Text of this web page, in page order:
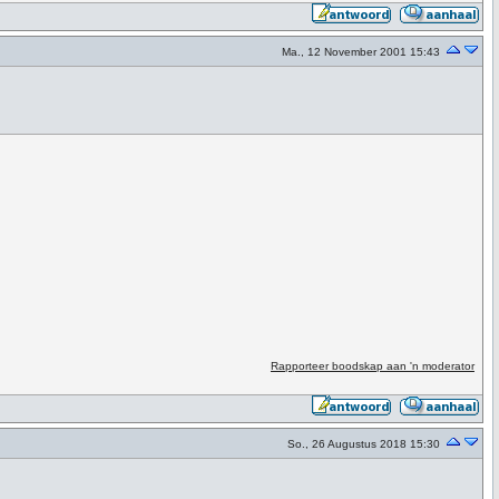
Ma., 12 November 2001 15:43
Rapporteer boodskap aan 'n moderator
So., 26 Augustus 2018 15:30